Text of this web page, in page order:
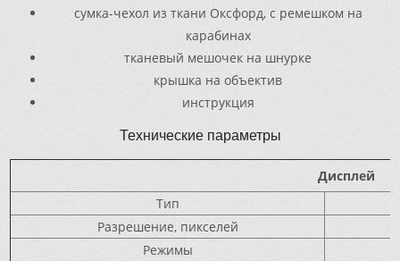
сумка-чехол из ткани Оксфорд, с ремешком на
карабинах
тканевый мешочек на шнурке
крышка на объектив
инструкция
Технические параметры
Дисплей
Тип
Разрешение, пикселей
Режимы